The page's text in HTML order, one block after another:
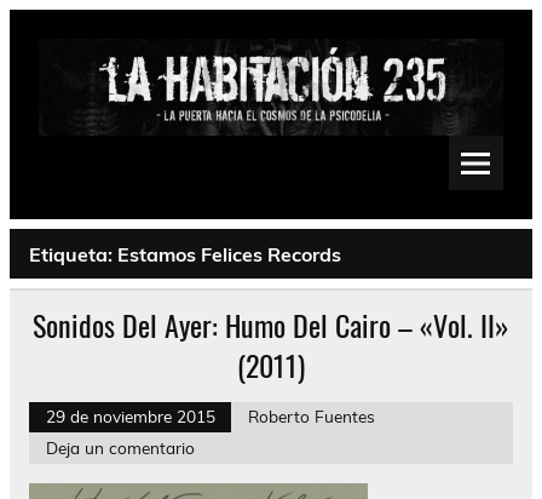
Saltar
Psychedelic, Stoner, Doom, Sludge, Fuzz, Space, Drone
Etiqueta: Estamos Felices Records
Sonidos Del Ayer: Humo Del Cairo – «Vol. II»
(2011)
29 de noviembre 2015
Roberto Fuentes
Deja un comentario